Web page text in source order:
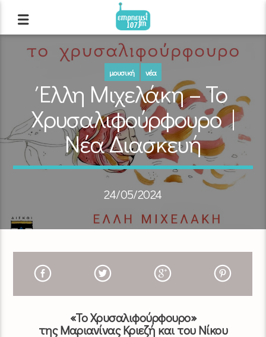
μουσική νέα
Έλλη Μιχελάκη – Το
Χρυσαλιφούρφουρο |
Νέα Διασκευή
24/05/2024
«Το Χρυσαλιφούρφουρο»
της Μαριανίνας Κριεζή και του Νίκου